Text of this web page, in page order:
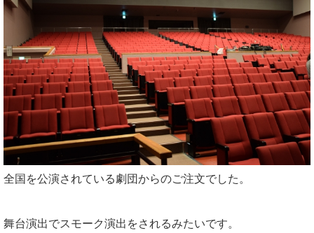
全国を公演されている劇団からのご注文でした。
舞台演出でスモーク演出をされるみたいです。